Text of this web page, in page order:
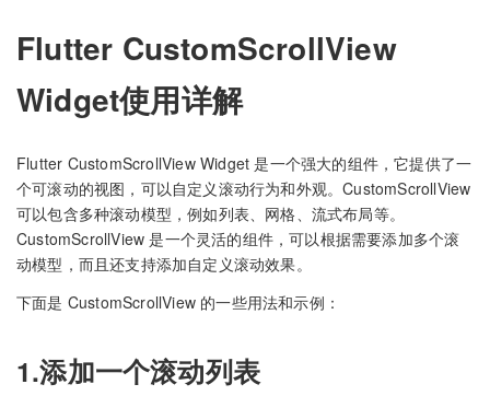
Flutter CustomScrollView
Widget使用详解
Flutter CustomScrollView Widget 是一个强大的组件，它提供了一
个可滚动的视图，可以自定义滚动行为和外观。CustomScrollView
可以包含多种滚动模型，例如列表、网格、流式布局等。
CustomScrollView 是一个灵活的组件，可以根据需要添加多个滚
动模型，而且还支持添加自定义滚动效果。
下面是 CustomScrollView 的一些用法和示例：
1.添加一个滚动列表